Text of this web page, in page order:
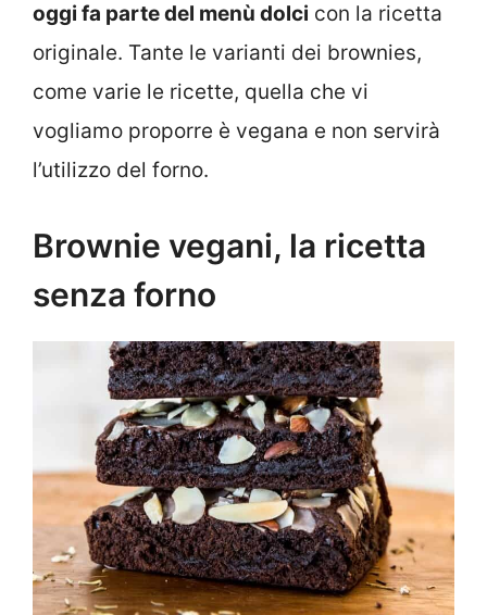
oggi fa parte del menù dolci con la ricetta
originale. Tante le varianti dei brownies,
come varie le ricette, quella che vi
vogliamo proporre è vegana e non servirà
l’utilizzo del forno.
Brownie vegani, la ricetta
senza forno